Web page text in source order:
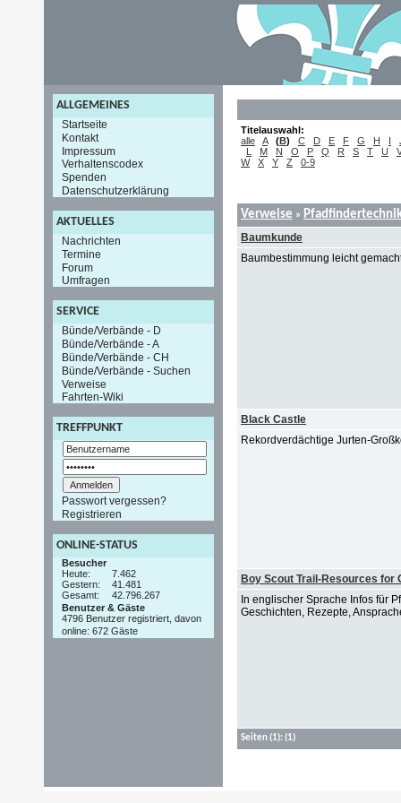
ALLGEMEINES
Startseite
Kontakt
Impressum
Verhaltenscodex
Spenden
Datenschutzerklärung
AKTUELLES
Nachrichten
Termine
Forum
Umfragen
SERVICE
Bünde/Verbände - D
Bünde/Verbände - A
Bünde/Verbände - CH
Bünde/Verbände - Suchen
Verweise
Fahrten-Wiki
TREFFPUNKT
Passwort vergessen?
Registrieren
ONLINE-STATUS
Besucher
Heute:
7.462
Gestern:
41.481
Gesamt:
42.796.267
Benutzer & Gäste
4796 Benutzer registriert, davon
online: 672 Gäste
Titelauswahl:
alle
A (B) C D E F G H I
L
M N O P Q R S T U
W
X Y Z 0-9
Verweise »
Baumkunde
Baumbestimmung leicht
Black Castle
Rekordverdächtige Jurten-
Boy Scout Trail-Resources for
In englischer Sprache Infos für
Geschichten, Rezepte,
Seiten(1): (1)